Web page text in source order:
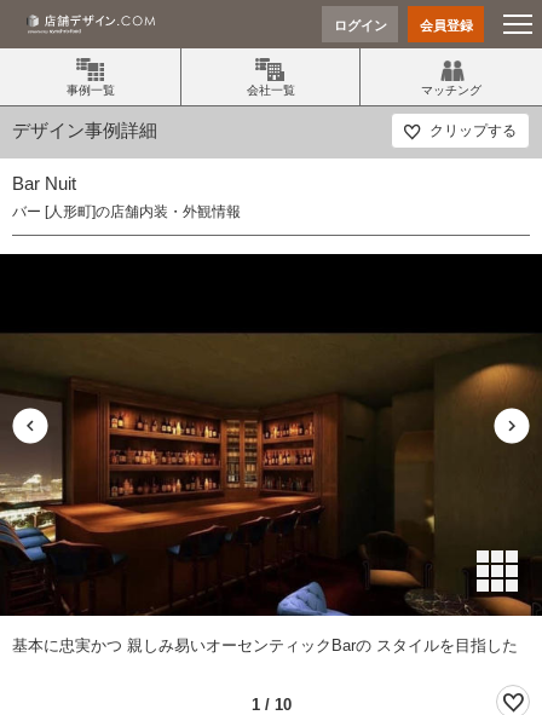
ログイン 会員登録
事例一覧 会社一覧 マッチング
デザイン事例詳細 クリップする
Bar Nuit
バー [人形町]の店舗内装・外観情報
基本に忠実かつ 親しみ易いオーセンティックBarの スタイルを目指した
1/ 10